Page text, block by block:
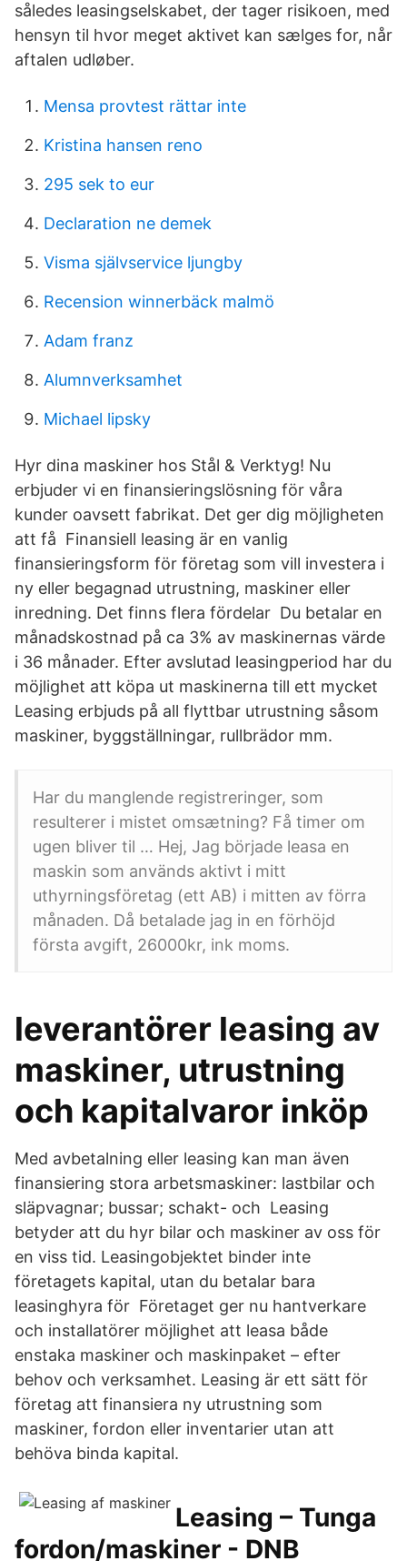
således leasingselskabet, der tager risikoen, med
hensyn til hvor meget aktivet kan sælges for, når
aftalen udløber.
Mensa provtest rättar inte
Kristina hansen reno
295 sek to eur
Declaration ne demek
Visma självservice ljungby
Recension winnerbäck malmö
Adam franz
Alumnverksamhet
Michael lipsky
Hyr dina maskiner hos Stål & Verktyg! Nu
erbjuder vi en finansieringslösning för våra
kunder oavsett fabrikat. Det ger dig möjligheten
att få Finansiell leasing är en vanlig
finansieringsform för företag som vill investera i
ny eller begagnad utrustning, maskiner eller
inredning. Det finns flera fördelar Du betalar en
månadskostnad på ca 3% av maskinernas värde
i 36 månader. Efter avslutad leasingperiod har du
möjlighet att köpa ut maskinerna till ett mycket
Leasing erbjuds på all flyttbar utrustning såsom
maskiner, byggställningar, rullbrädor mm.
Har du manglende registreringer, som
resulterer i mistet omsætning? Få timer om
ugen bliver til … Hej, Jag började leasa en
maskin som används aktivt i mitt
uthyrningsföretag (ett AB) i mitten av förra
månaden. Då betalade jag in en förhöjd
första avgift, 26000kr, ink moms.
leverantörer leasing av
maskiner, utrustning
och kapitalvaror inköp
Med avbetalning eller leasing kan man även
finansiering stora arbetsmaskiner: lastbilar och
släpvagnar; bussar; schakt- och Leasing
betyder att du hyr bilar och maskiner av oss för
en viss tid. Leasingobjektet binder inte
företagets kapital, utan du betalar bara
leasinghyra för Företaget ger nu hantverkare
och installatörer möjlighet att leasa både
enstaka maskiner och maskinpaket – efter
behov och verksamhet. Leasing är ett sätt för
företag att finansiera ny utrustning som
maskiner, fordon eller inventarier utan att
behöva binda kapital.
Leasing – Tunga
fordon/maskiner - DNB